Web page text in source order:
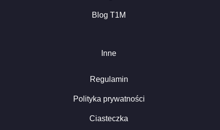
Blog T1M
Inne
Regulamin
Polityka prywatności
Ciasteczka